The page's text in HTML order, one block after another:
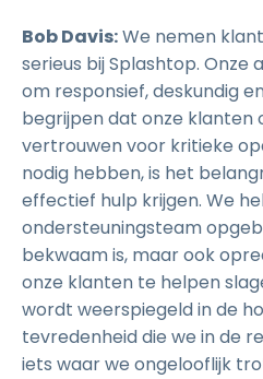
Bob Davis:We nemen
serieus bij Splashtop. Onze
om responsief, deskundig
begrijpen dat onze klanten
vertrouwen voor kritieke
nodig hebben, is het
effectief hulp krijgen. We
ondersteuningsteam
bekwaam is, maar ook
onze klanten te helpen
wordt weerspiegeld in de
tevredenheid die we in de
iets waar we ongelooflijk